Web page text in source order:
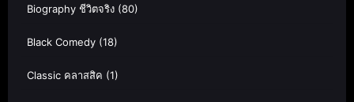
Biography ชีวิตจริง (80)
Black Comedy (18)
Classic คลาสสิค (1)